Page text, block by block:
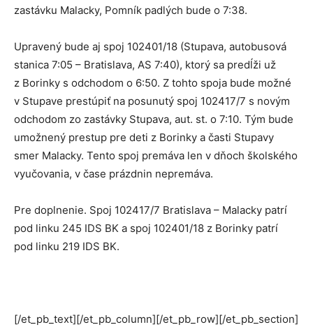
zastávku Malacky, Pomník padlých bude o 7:38.
Upravený bude aj spoj 102401/18 (Stupava, autobusová
stanica 7:05 – Bratislava, AS 7:40), ktorý sa predĺži už
z Borinky s odchodom o 6:50. Z tohto spoja bude možné
v Stupave prestúpiť na posunutý spoj 102417/7 s novým
odchodom zo zastávky Stupava, aut. st. o 7:10. Tým bude
umožnený prestup pre deti z Borinky a časti Stupavy
smer Malacky. Tento spoj premáva len v dňoch školského
vyučovania, v čase prázdnin nepremáva.
Pre doplnenie. Spoj 102417/7 Bratislava – Malacky patrí
pod linku 245 IDS BK a spoj 102401/18 z Borinky patrí
pod linku 219 IDS BK.
[/et_pb_text][/et_pb_column][/et_pb_row][/et_pb_section]